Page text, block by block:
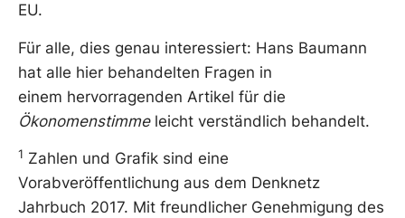
EU.
Für alle, dies genau interessiert: Hans Baumann
hat alle hier behandelten Fragen in
einem hervorragenden Artikel für die
Ökonomenstimme leicht verständlich behandelt.
1 Zahlen und Grafik sind eine
Vorabveröffentlichung aus dem Denknetz
Jahrbuch 2017. Mit freundlicher Genehmigung des